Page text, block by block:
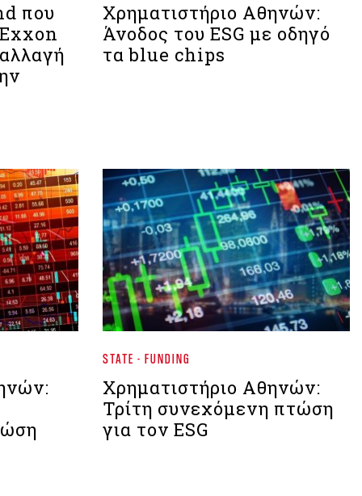
που
Χρηματιστήριο Aθηνών:
Άνοδος του ESG με οδηγό
τα blue chips
STATE - FUNDING
Χρηματιστήριο Aθηνών:
Τρίτη συνεχόμενη πτώση
για τον ESG